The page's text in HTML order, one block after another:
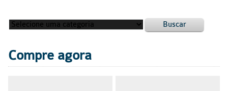
Buscar
Compre agora